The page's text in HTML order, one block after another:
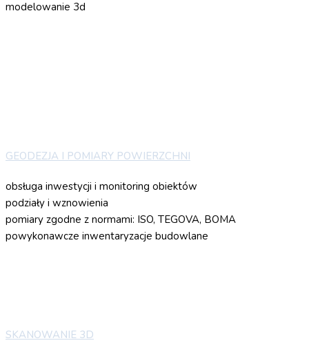
modelowanie 3d
GEODEZJA I POMIARY POWIERZCHNI
obsługa inwestycji i monitoring obiektów
podziały i wznowienia
pomiary zgodne z normami: ISO, TEGOVA, BOMA
powykonawcze inwentaryzacje budowlane
SKANOWANIE 3D